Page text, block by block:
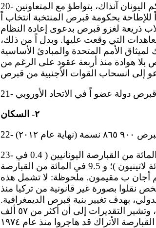
20- وفي ١٥ تموز/يوليه ١٩٧٤، قاد المجلس العسكري الذي كان يحكم اليونان آنذاك، بتواطؤ مع المتعاونين
للإطاحة بحكومة قبرص المنتخبة انتخاب اً
١٩٧٤، اتخذت تركيا الانقلاب ذريعة لغزو قبرص بدعوى إعادة النظام
التي وقعت عليها. وبدل اً من ذلك،
لميثاق الأمم المتحدة والمبادئ الأساسية
هوادة منذ أربعة عقود على الرغم من
٢- السكان
23- ويتوزع السكان بحسب مجموعاتهم الإثنية كما يلي: ٧١.٩ في المائة من القبارصة اليونانيين ( 0.4 في
المائة من بينهم أرمن، و٠.٧ في المائة مارونيون، و٠.١ في المائة لاتينيون )؛ و 9.5 في المائة من القبارصة
أي إنهم أجان ب مقيمون. ملحوظة: لا تشمل هذه
ويتراوح عددهم بين ١٦٠ و١٧٠ ألف شخص نقلوا بصورة غير قانونية من تركيا منذ
للقانون الدولي، بهدف تغيير بنية قبرص الديمغرافية.
وتستثنى كذلك قوات الاحتلال التركية (حوالي ٤٠ ألف جندي)، وتشير التقديرات إلى أن أكثر من ٥٧ ألف